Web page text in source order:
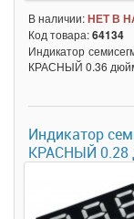
В наличии:НЕТ В
Код товара:64134
Индикатор
КРАСНЫЙ 0.36
Индикатор
КРАСНЫЙ 0.28